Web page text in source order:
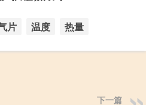
片 温度 热量
下一篇